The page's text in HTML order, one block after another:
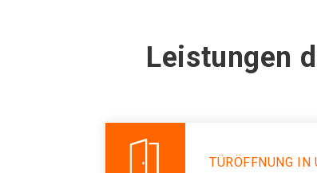
Leistungen
TÜRÖFFNUNG IN